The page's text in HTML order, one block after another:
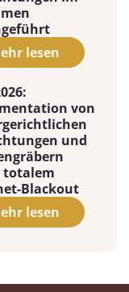
lesen
von
und
Blackout
lesen